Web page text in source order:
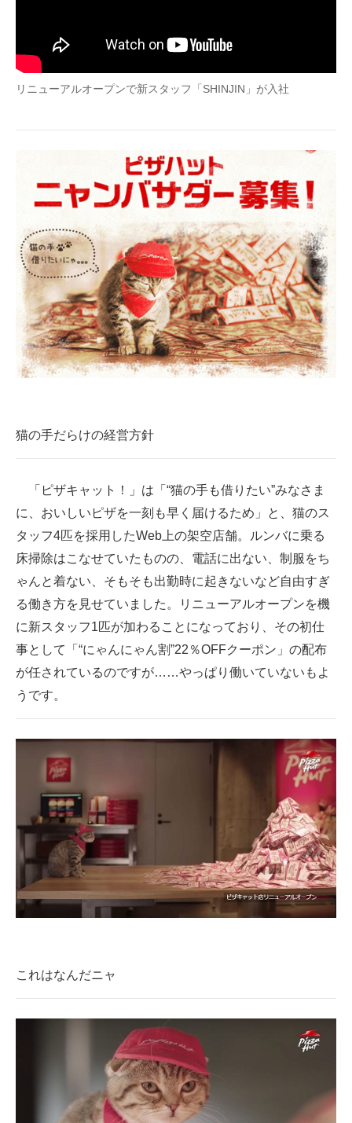
ITエンジニア向け専門サイト
企業向けIT製品の総合サイト
製造業のIT導入・活用を支援
モノづくり技術者専門サイト
エレクトロニクス専門サイト
電子設計の基本と応用
エネルギーの専門メディア
建設×テクノロジーの最前線
ちょっと気になるネットの話題
リニューアルオープンで新スタッフ「SHINJIN」が入社
猫の手だらけの経営方針
「ピザキャット！」は「“猫の手も借りたい”みなさま
に、おいしいピザを一刻も早く届けるため」と、猫のス
タッフ4匹を採用したWeb上の架空店舗。ルンバに乗る
床掃除はこなせていたものの、電話に出ない、制服をち
ゃんと着ない、そもそも出勤時に起きないなど自由すぎ
る働き方を見せていました。リニューアルオープンを機
に新スタッフ1匹が加わることになっており、その初仕
事として「“にゃんにゃん割”22％OFFクーポン」の配布
が任されているのですが……やっぱり働いていないもよ
うです。
これはなんだニャ